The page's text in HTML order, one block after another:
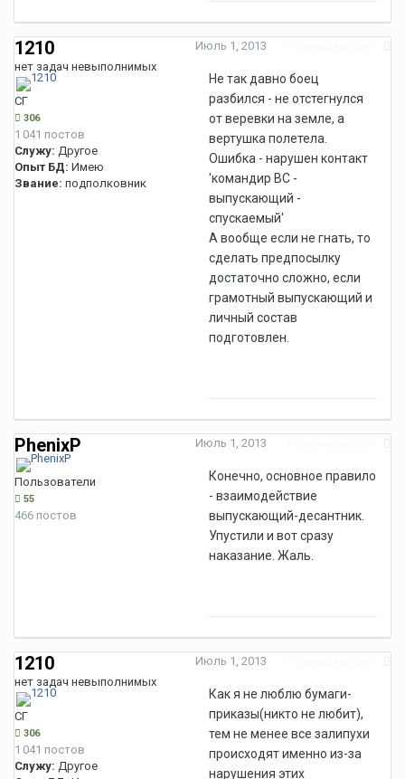
1210
нет задач невыполнимых
СГ
306
1 041 постов
Служу: Другое
Опыт БД: Имею
Звание: подполковник
Июль 1, 2013
Не так давно боец
разбился - не отстегнулся
от веревки на земле, а
вертушка полетела.
Ошибка - нарушен контакт
'командир ВС -
выпускающий -
спускаемый'
А вообще если не гнать, то
сделать предпосылку
достаточно сложно, если
грамотный выпускающий и
личный состав
подготовлен.
PhenixP
Пользователи
55
466 постов
Июль 1, 2013
Конечно, основное правило
- взаимодействие
выпускающий-десантник.
Упустили и вот сразу
наказание. Жаль.
1210
нет задач невыполнимых
СГ
306
1 041 постов
Служу: Другое
Июль 1, 2013
Как я не люблю бумаги-
приказы(никто не любит),
тем не менее все залипухи
происходят именно из-за
нарушения этих